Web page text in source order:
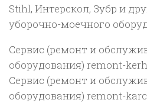
Stihl, Интерскол, Зубр и
уборочно-моечного
Сервис (ремонт и
оборудования) remont-
Сервис (ремонт и
оборудования) remont-